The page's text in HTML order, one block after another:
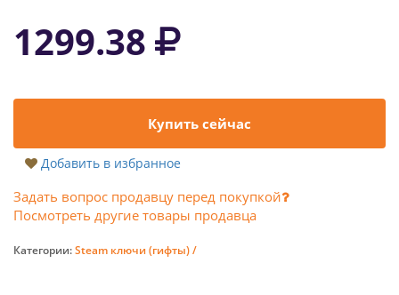
1299.38
Купить сейчас
Добавить в избранное
Задать вопрос продавцу перед покупкой
Посмотреть другие товары продавца
Категории:Steam ключи (гифты) /